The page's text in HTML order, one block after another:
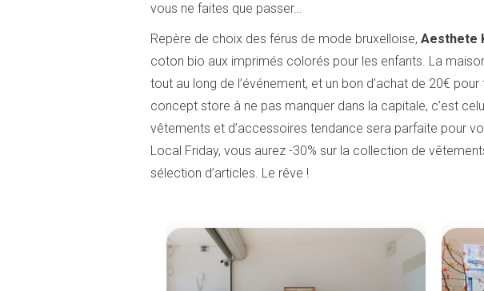
vous ne faites que passer…
Repère de choix des férus de mode bruxelloise, Aesthete
coton bio aux imprimés colorés pour les enfants. La
tout au long de l’événement, et un bon d’achat de 20€
concept store à ne pas manquer dans la capitale, c’est
vêtements et d’accessoires tendance sera parfaite pour
Local Friday, vous aurez -30% sur la collection de
sélection d’articles. Le rêve !